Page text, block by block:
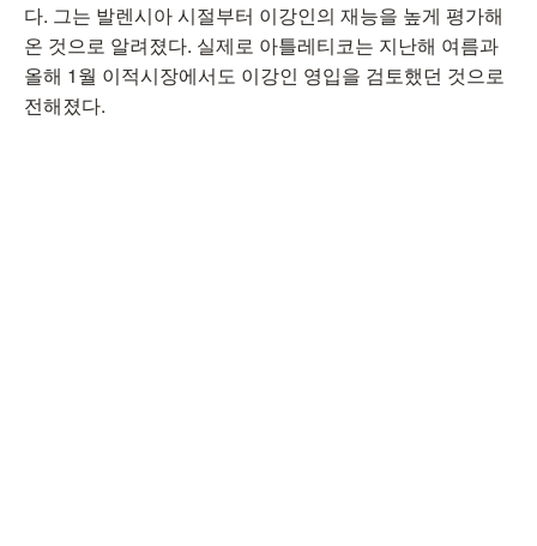
다. 그는 발렌시아 시절부터 이강인의 재능을 높게 평가해
온 것으로 알려졌다. 실제로 아틀레티코는 지난해 여름과
올해 1월 이적시장에서도 이강인 영입을 검토했던 것으로
전해졌다.